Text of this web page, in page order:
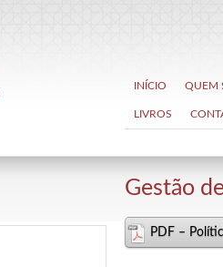
INÍCIO QUEM
LIVROS
Gestão
PDF –